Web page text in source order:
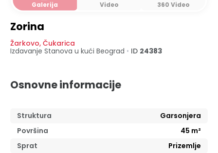
Galerija Video 360 Video
Zorina
Žarkovo, Čukarica
Izdavanje Stanova u kući Beograd • ID 24383
Osnovne informacije
Struktura
Garsonjera
Površina
45 m²
Sprat
Prizemlje